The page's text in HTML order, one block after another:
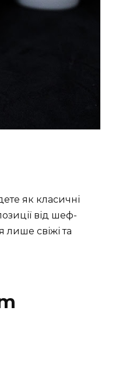
як класичні
від шеф-
лише свіжі та